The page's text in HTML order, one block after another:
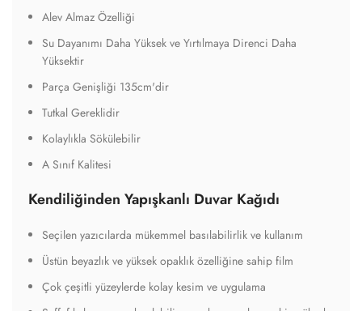
Alev Almaz Özelliği
Su Dayanımı Daha Yüksek ve Yırtılmaya Direnci Daha
Yüksektir
Parça Genişliği 135cm'dir
Tutkal Gereklidir
Kolaylıkla Sökülebilir
A Sınıf Kalitesi
Kendiliğinden Yapışkanlı Duvar Kağıdı
Seçilen yazıcılarda mükemmel basılabilirlik ve kullanım
Üstün beyazlık ve yüksek opaklık özelliğine sahip film
Çok çeşitli yüzeylerde kolay kesim ve uygulama